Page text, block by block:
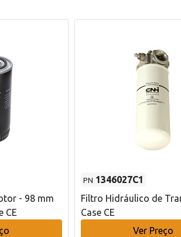
- 98 mm
CE
PN 1346027C1
Filtro Hidráulico de
Case CE
Ver Preço